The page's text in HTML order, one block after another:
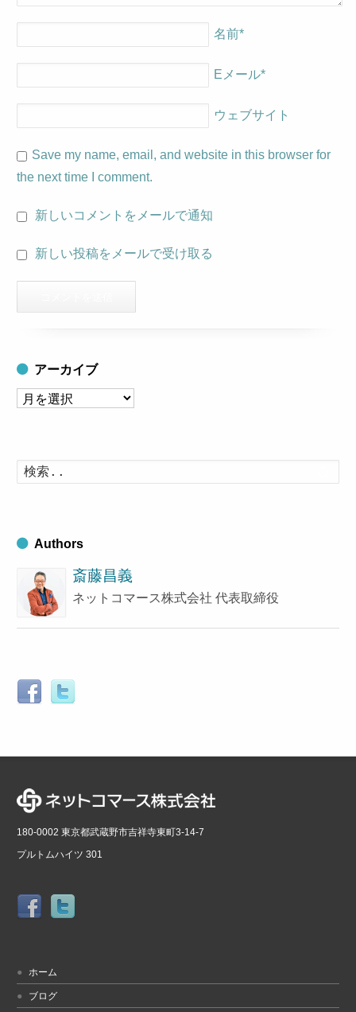
名前*
Eメール*
ウェブサイト
Save my name, email, and website in this browser for
the next time I comment.
新しいコメントをメールで通知
新しい投稿をメールで受け取る
アーカイブ
ア
イ
ブ
索
Authors
斎藤昌義
ネットコマース株式会社 代表取締役
180-0002 東京都武蔵野市吉祥寺東町3-14-7
プルトムハイツ 301
ホーム
ブログ